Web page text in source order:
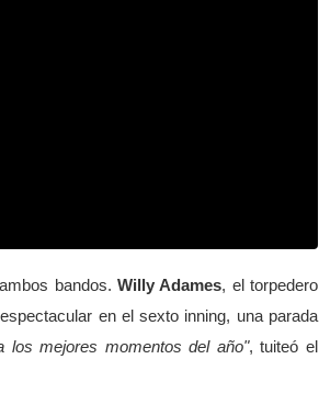
bandos. Willy Adames, el torpedero
en el sexto inning, una parada
los mejores momentos del año", tuiteó el